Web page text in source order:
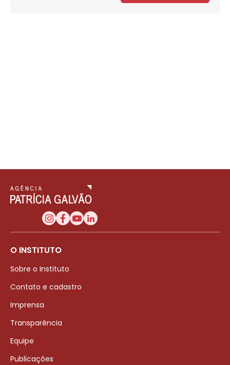
O INSTITUTO
Sobre o Instituto
Contato e cadastro
Imprensa
Transparência
Equipe
Publicações